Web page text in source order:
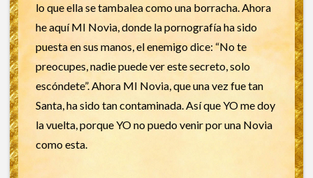
lo que ella se tambalea como una borracha. Ahora
he aquí MI Novia, donde la pornografía ha sido
puesta en sus manos, el enemigo dice: “No te
preocupes, nadie puede ver este secreto, solo
escóndete”. Ahora MI Novia, que una vez fue tan
Santa, ha sido tan contaminada. Así que YO me doy
la vuelta, porque YO no puedo venir por una Novia
como esta.